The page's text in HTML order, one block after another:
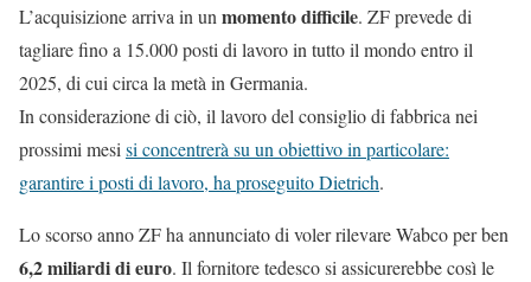
L’acquisizione arriva in un momento difficile. ZF prevede di
tagliare fino a 15.000 posti di lavoro in tutto il mondo entro il
2025, di cui circa la metà in Germania.
In considerazione di ciò, il lavoro del consiglio di fabbrica nei
prossimi mesi si concentrerà su un obiettivo in particolare:
garantire i posti di lavoro, ha proseguito Dietrich.
Lo scorso anno ZF ha annunciato di voler rilevare Wabco per ben
6,2 miliardi di euro. Il fornitore tedesco si assicurerebbe così le